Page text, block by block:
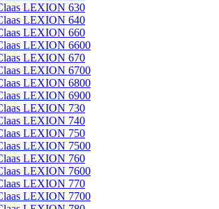
LEXION 630
LEXION 640
LEXION 660
LEXION 6600
LEXION 670
LEXION 6700
LEXION 6800
LEXION 6900
LEXION 730
LEXION 740
LEXION 750
LEXION 7500
LEXION 760
LEXION 7600
LEXION 770
LEXION 7700